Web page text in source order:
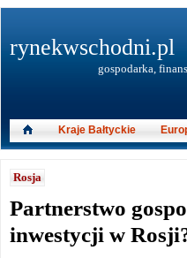
Rosja
Partnerstwo
inwestycji w
rynekwschodni.pl
gospodarka,
Kraje Bałtyckie